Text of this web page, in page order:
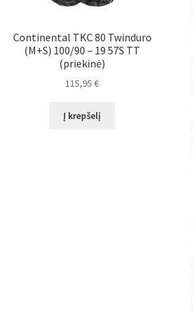
Continental TKC 80 Twinduro
(M+S) 100/90 – 19 57S TT
(priekinė)
115,95€
Į krepšelį